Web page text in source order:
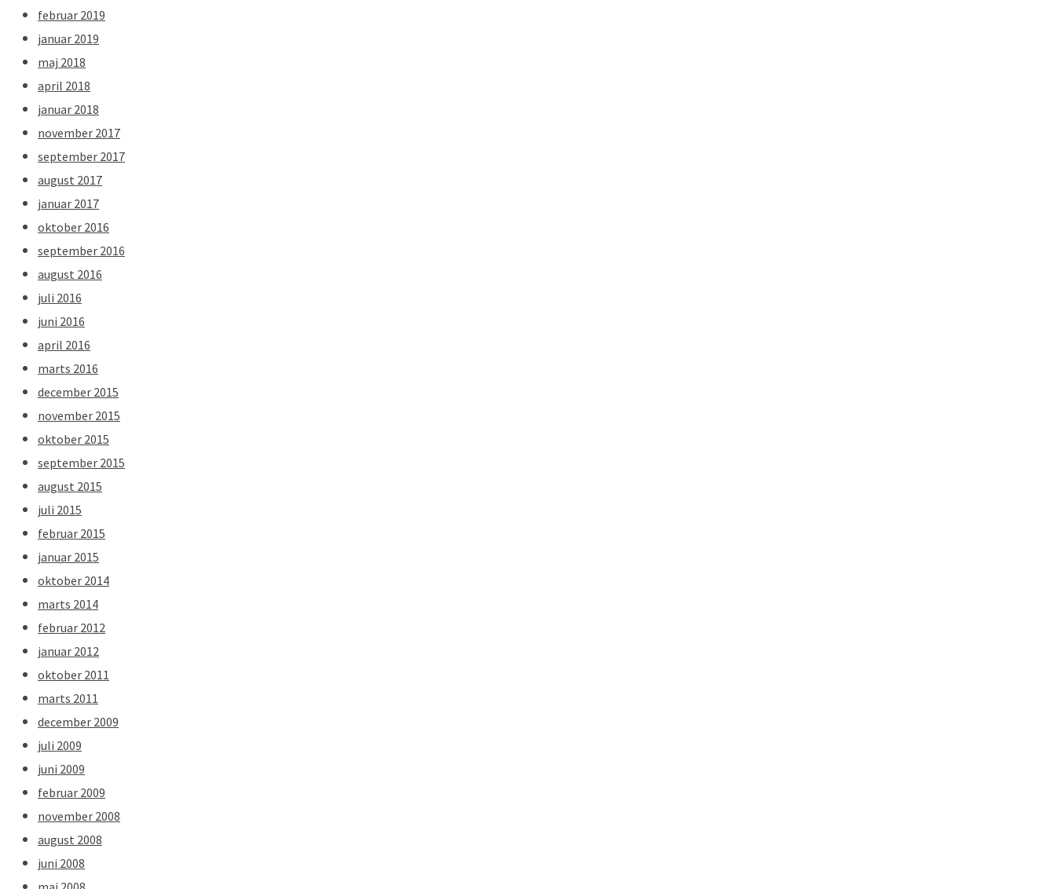
februar 2019
januar 2019
maj 2018
april 2018
januar 2018
november 2017
september 2017
august 2017
januar 2017
oktober 2016
september 2016
august 2016
juli 2016
juni 2016
april 2016
marts 2016
december 2015
november 2015
oktober 2015
september 2015
august 2015
juli 2015
februar 2015
januar 2015
oktober 2014
marts 2014
februar 2012
januar 2012
oktober 2011
marts 2011
december 2009
juli 2009
juni 2009
februar 2009
november 2008
august 2008
juni 2008